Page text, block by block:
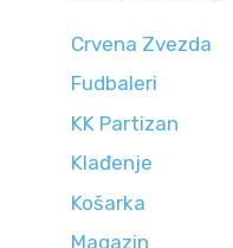
Crvena Zvezda
Fudbaleri
KK Partizan
Klađenje
Košarka
Magazin